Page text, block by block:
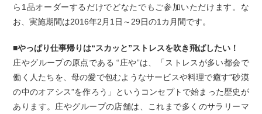
ら1品オーダーするだけでどなたでもご参加いただけます。な
お、実施期間は2016年2月1日～29日の1カ月間です。
■やっぱり仕事帰りは“スカッと”ストレスを吹き飛ばしたい！
庄やグループの原点である “庄や”は、「ストレスが多い都会で
働く人たちを、母の愛で包むようなサービスや料理で癒す“砂漠
の中のオアシス”を作ろう」というコンセプトで始まった歴史が
あります。庄やグループの店舗は、これまで多くのサラリーマ